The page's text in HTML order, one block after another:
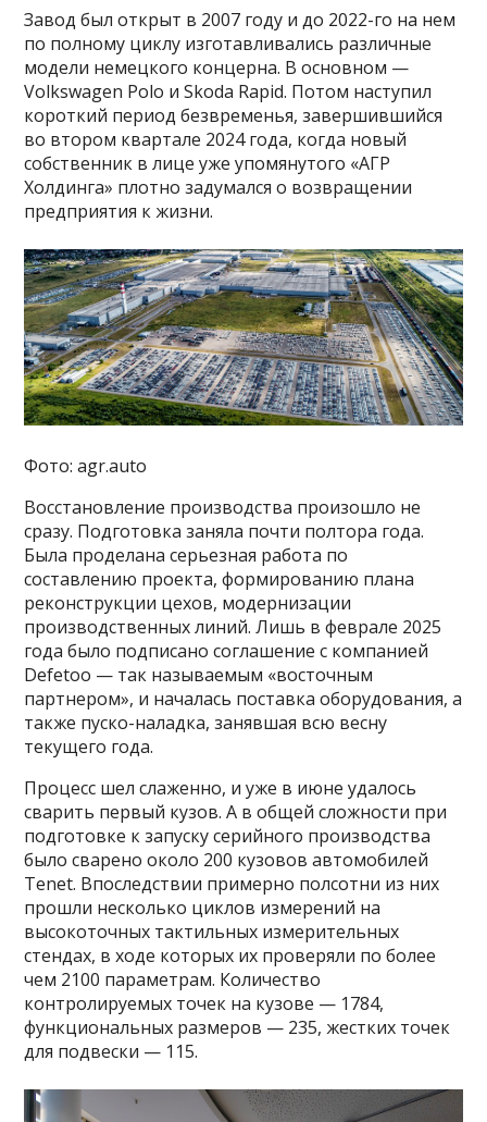
Завод был открыт в 2007 году и до 2022-го на нем
по полному циклу изготавливались различные
модели немецкого концерна. В основном —
Volkswagen Polo и Skoda Rapid. Потом наступил
короткий период безвременья, завершившийся
во втором квартале 2024 года, когда новый
собственник в лице уже упомянутого «АГР
Холдинга» плотно задумался о возвращении
предприятия к жизни.
Фото: agr.auto
Восстановление производства произошло не
сразу. Подготовка заняла почти полтора года.
Была проделана серьезная работа по
составлению проекта, формированию плана
реконструкции цехов, модернизации
производственных линий. Лишь в феврале 2025
года было подписано соглашение с компанией
Defetoo — так называемым «восточным
партнером», и началась поставка оборудования, а
также пуско-наладка, занявшая всю весну
текущего года.
Процесс шел слаженно, и уже в июне удалось
сварить первый кузов. А в общей сложности при
подготовке к запуску серийного производства
было сварено около 200 кузовов автомобилей
Tenet. Впоследствии примерно полсотни из них
прошли несколько циклов измерений на
высокоточных тактильных измерительных
стендах, в ходе которых их проверяли по более
чем 2100 параметрам. Количество
контролируемых точек на кузове — 1784,
функциональных размеров — 235, жестких точек
для подвески — 115.